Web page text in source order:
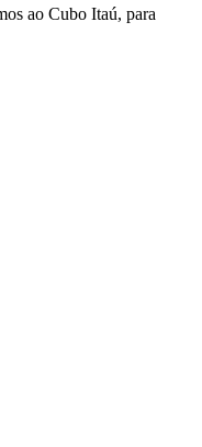
ao Cubo Itaú, para